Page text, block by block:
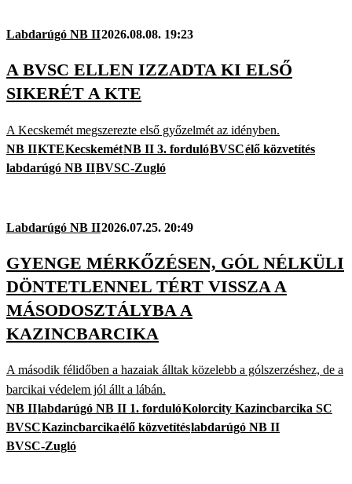
Labdarúgó NB II2026.08.08. 19:23
A BVSC ELLEN IZZADTA KI ELSŐ
SIKERÉT A KTE
A Kecskemét megszerezte első győzelmét az idényben.
NB IIKTEKecskemétNB II 3. fordulóBVSCélő közvetítés
labdarúgó NB IIBVSC-Zugló
Labdarúgó NB II2026.07.25. 20:49
GYENGE MÉRKŐZÉSEN, GÓL NÉLKÜLI
DÖNTETLENNEL TÉRT VISSZA A
MÁSODOSZTÁLYBA A
KAZINCBARCIKA
A második félidőben a hazaiak álltak közelebb a gólszerzéshez, de a
barcikai védelem jól állt a lábán.
NB IIlabdarúgó NB II 1. fordulóKolorcity Kazincbarcika SC
BVSCKazincbarcikaélő közvetítéslabdarúgó NB II
BVSC-Zugló